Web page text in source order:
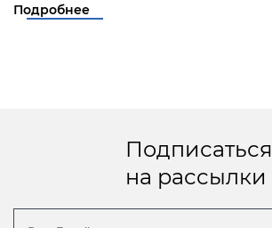
Подробнее
Подписаться
на рассылки